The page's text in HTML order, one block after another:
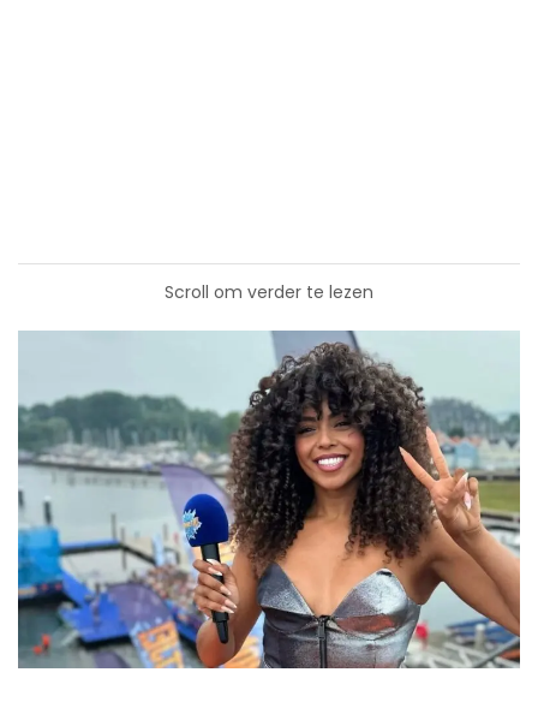
Scroll om verder te lezen